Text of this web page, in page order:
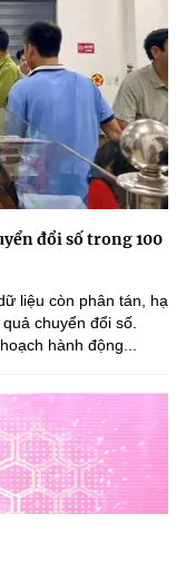
đổi số trong 100
liệu còn phân tán, hạ
chuyển đổi số.
hành động...